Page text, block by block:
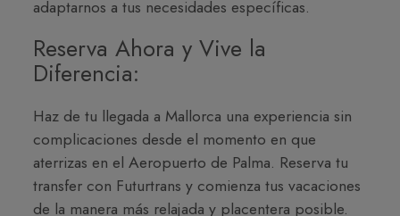
adaptarnos a tus necesidades específicas.
Reserva Ahora y Vive la
Diferencia:
Haz de tu llegada a Mallorca una experiencia sin
complicaciones desde el momento en que
aterrizas en el Aeropuerto de Palma. Reserva tu
transfer con Futurtrans y comienza tus vacaciones
de la manera más relajada y placentera posible.